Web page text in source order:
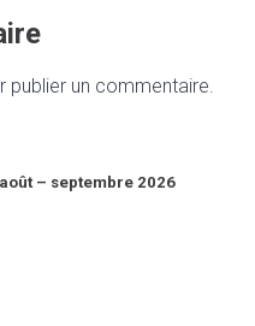
publier un commentaire.
– septembre 2026